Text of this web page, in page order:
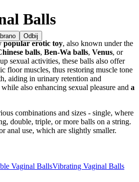
Odbij
Balls
popular erotic toy, also known under the
balls, Ben-Wa balls, Venus, or
sexual activities, these balls also offer
floor muscles, thus restoring muscle tone
aiding in urinary retention and
also enhancing sexual pleasure and a
combinations and sizes - single, where
double, triple, or more balls on a string.
anal use, which are slightly smaller.
Vaginal BallsVibrating Vaginal Balls